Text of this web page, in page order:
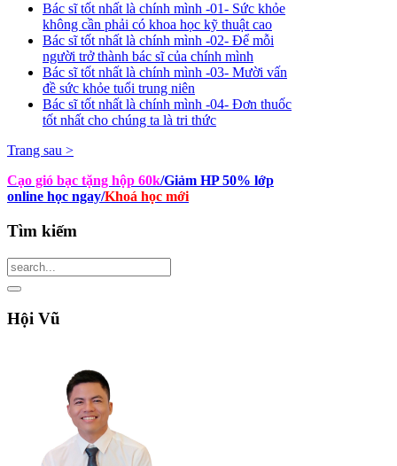
Bác sĩ tốt nhất là chính mình -01- Sức khỏe
không cần phải có khoa học kỹ thuật cao
Bác sĩ tốt nhất là chính mình -02- Để mỗi
người trở thành bác sĩ của chính mình
Bác sĩ tốt nhất là chính mình -03- Mười vấn
đề sức khỏe tuổi trung niên
Bác sĩ tốt nhất là chính mình -04- Đơn thuốc
tốt nhất cho chúng ta là tri thức
Trang sau >
Cạo gió bạc tặng hộp 60k/Giảm HP 50% lớp
online học ngay/Khoá học mới
Tìm kiếm
Hội Vũ